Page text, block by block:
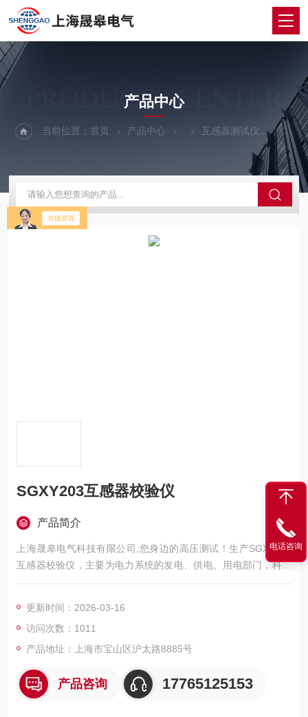
PRODUCTS CENTER
产品中心
当前位置：首页 产品中心 互感器测试仪
SGXY203互感器校验仪
产品简介
上海晟皋电气科技有限公司,您身边的高压测试！生产SGXY203
互感器校验仪，主要为电力系统的发电、供电、用电部门，科研
机构与电力设备相关的生产企业，提供的高压试验设备和检测仪
更新时间：2026-03-16
访问次数：1011
产品地址：上海市宝山区沪太路8885号
产品咨询 17765125153
电话咨询